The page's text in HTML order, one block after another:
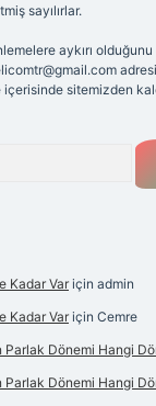
sayılırlar.
aykırı
sitemizden
Kadar Var için admin
Kadar Var için Cemre
Parlak Dönemi Hangi
Parlak Dönemi Hangi